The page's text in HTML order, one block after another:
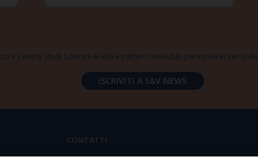
il Centro Studi Scienza & Vita a trattare i miei dati personali ai sensi
CONTATTI